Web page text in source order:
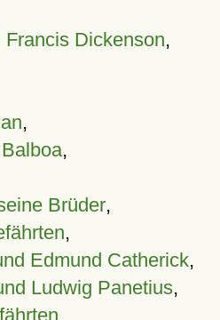
Dickenson,
,
,
Brüder,
,
Edmund Catherick,
Ludwig Panetius,
,